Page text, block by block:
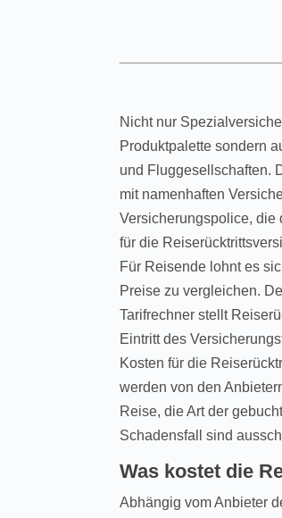
Nicht nur
Produktpalette sondern
und Fluggesellschaften.
mit namenhaften
Versicherungspolice, die
für die
Für Reisende lohnt es
Preise zu vergleichen.
Tarifrechner stellt
Eintritt des
Kosten für die
werden von den
Reise, die Art der
Schadensfall sind
Was kostet die
Abhängig vom Anbieter